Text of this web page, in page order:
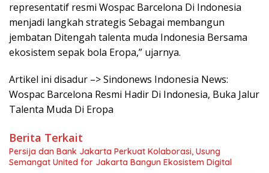
representatif resmi Wospac Barcelona Di Indonesia
menjadi langkah strategis Sebagai membangun
jembatan Ditengah talenta muda Indonesia Bersama
ekosistem sepak bola Eropa,” ujarnya.
Artikel ini disadur –> Sindonews Indonesia News:
Wospac Barcelona Resmi Hadir Di Indonesia, Buka Jalur
Talenta Muda Di Eropa
Berita Terkait
Persija dan Bank Jakarta Perkuat Kolaborasi, Usung
Semangat United for Jakarta Bangun Ekosistem Digital